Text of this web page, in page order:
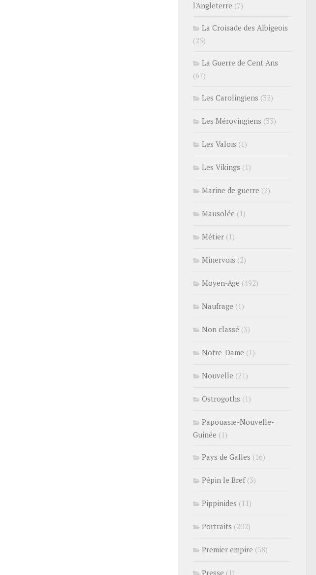
l'Angleterre (7)
La Croisade des Albigeois
(25)
La Guerre de Cent Ans
(67)
Les Carolingiens (32)
Les Mérovingiens (33)
Les Valois (1)
Les Vikings (1)
Marine de guerre (2)
Mausolée (1)
Métier (1)
Minervois (2)
Moyen-Age (492)
Naufrage (1)
Non classé (3)
Notre-Dame (1)
Nouvelle (21)
Ostrogoths (1)
Papouasie-Nouvelle-
Guinée (1)
Pays de Galles (16)
Pépin le Bref(3)
Pippinides (11)
Portraits (202)
Premier empire (58)
Presse (1)